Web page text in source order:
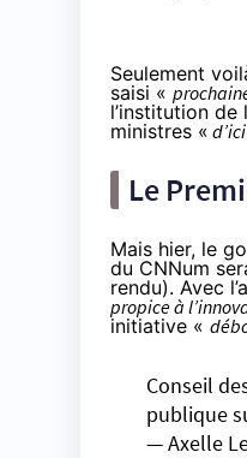
Seulement
saisi «
l’institution
ministres «
Le
Mais hier, le
du CNNum
rendu). Avec
propice à
initiative «
Conseil
publique
— Axelle